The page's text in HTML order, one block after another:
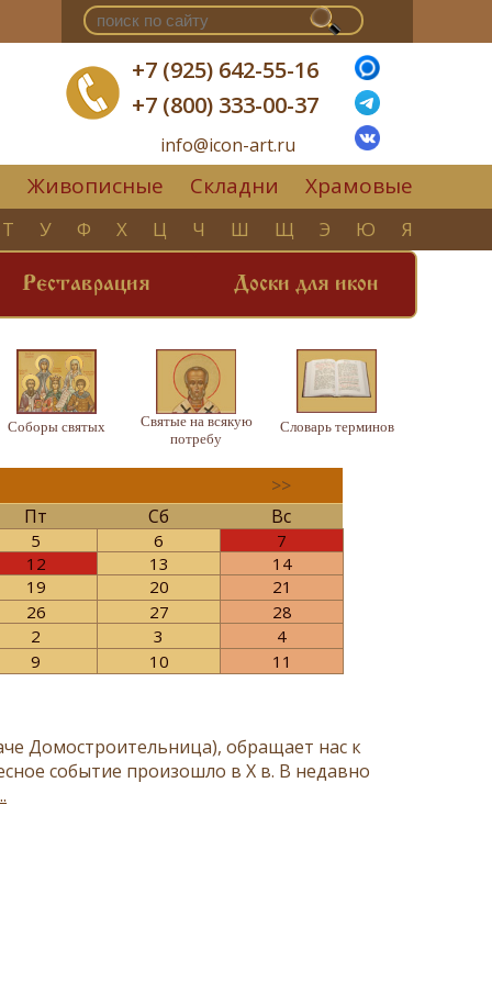
+7 (925) 642-55-16
+7 (800) 333-00-37
info@icon-art.ru
Живописные Складни Храмовые
Т У Ф Х Ц Ч Ш Щ Э Ю Я
Реставрация Доски для икон
Соборы святых
Святые на всякую
потребу
Словарь терминов
>>
Пт Сб Вс
5 6
7
12 13
14
19 20
21
26 27
28
2 3
4
9 10 11
Домостроительница), обращает нас к
событие произошло в Х в. В недавно